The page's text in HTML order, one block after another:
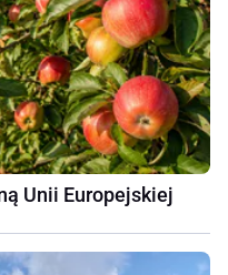
Unii Europejskiej